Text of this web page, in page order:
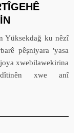
Yüksekdağ ku nêzî
pêşniyara 'yasa
xwebilawekirina
xwe anî